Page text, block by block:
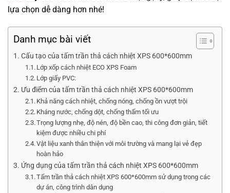
lựa chọn dễ dàng hơn nhé!
Danh mục bài viết
Cấu tạo của tấm trần thả cách nhiệt XPS 600*600mm
Lớp xốp cách nhiệt ECO XPS Foam
Lớp giấy PVC:
Ưu điểm của tấm trần thả cách nhiệt XPS 600*600mm
Khả năng cách nhiệt, chống nóng, chống ồn vượt trội
Kháng nước, chống dột, chống thấm tối ưu
Trọng lượng nhẹ, độ nén, độ bền cao, thi công đơn giản, tiết
kiệm được nhiều chi phí
Vật liệu xanh thân thiện với môi trường và mang lại vẻ đẹp
hoàn hảo
Ứng dụng của tấm trần thả cách nhiệt XPS 600*600mm
Tấm trần thả cách nhiệt XPS 600*600mm sử dụng trong các
dự án, công trình dân dụng